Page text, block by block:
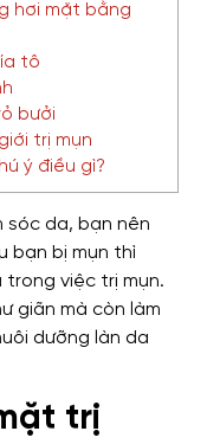
hơi mặt bằng
tô
bưởi
trị mụn
ý điều gì?
sóc da, bạn nên
bạn bị mụn thì
việc trị mụn.
giãn mà còn làm
dưỡng làn da
trị